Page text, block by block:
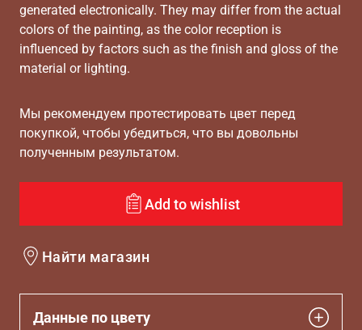
generated electronically. They may differ from the actual
colors of the painting, as the color reception is
influenced by factors such as the finish and gloss of the
material or lighting.
Мы рекомендуем протестировать цвет перед
покупкой, чтобы убедиться, что вы довольны
полученным результатом.
Add to wishlist
Найти магазин
Данные по цвету